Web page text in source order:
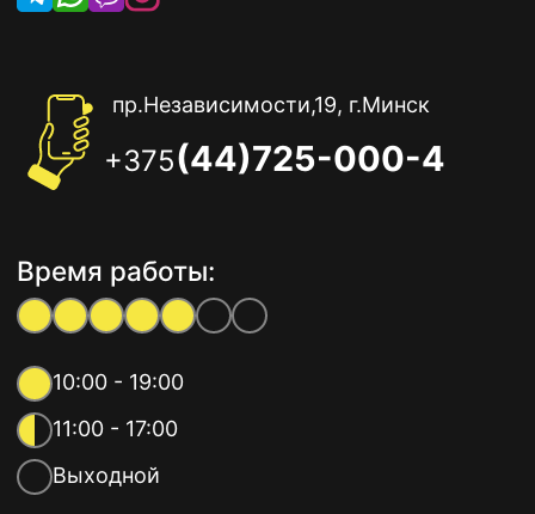
пр.Независимости,19, г.Минск
+375(44)725-000-4
Время работы:
10:00 - 19:00
11:00 - 17:00
Выходной